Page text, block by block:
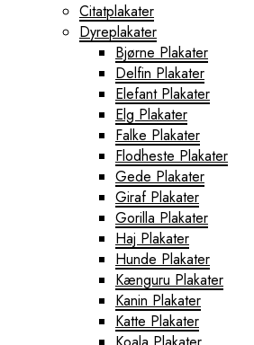
Citatplakater
Dyreplakater
Bjørne Plakater
Delfin Plakater
Elefant Plakater
Elg Plakater
Falke Plakater
Flodheste Plakater
Gede Plakater
Giraf Plakater
Gorilla Plakater
Haj Plakater
Hunde Plakater
Kænguru Plakater
Kanin Plakater
Katte Plakater